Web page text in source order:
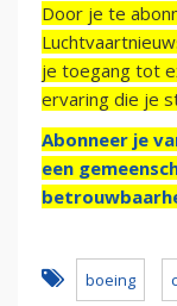
Door je te
je toegang tot
ervaring die je
Abonneer je
een
boeing